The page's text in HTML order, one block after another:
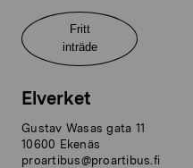
Fritt
inträde
Elverket
Gustav Wasas gata 11
10600 Ekenäs
proartibus@proartibus.fi